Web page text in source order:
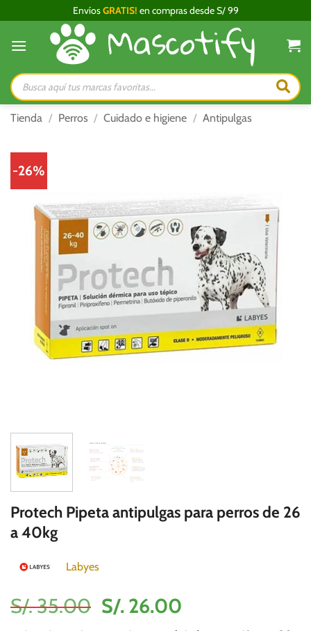
al
contenido
EnvíosGRATIS! en compras desde S/ 99
Búsqueda
de
productos
Tienda / Perros / Cuidado e higiene / Antipulgas
-26%
Protech Pipeta antipulgas para perros de 26
a 40kg
Labyes
S/.35.00 El
precio
S/. 26.00El
precio